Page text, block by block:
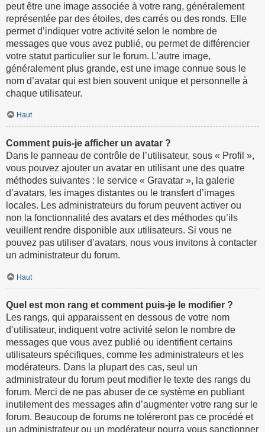
peut être une image associée à votre rang, généralement
représentée par des étoiles, des carrés ou des ronds. Elle
permet d’indiquer votre activité selon le nombre de
messages que vous avez publié, ou permet de différencier
votre statut particulier sur le forum. L’autre image,
généralement plus grande, est une image connue sous le
nom d’avatar qui est bien souvent unique et personnelle à
chaque utilisateur.
Haut
Comment puis-je afficher un avatar ?
Dans le panneau de contrôle de l’utilisateur, sous « Profil »,
vous pouvez ajouter un avatar en utilisant une des quatre
méthodes suivantes : le service « Gravatar », la galerie
d’avatars, les images distantes ou le transfert d’images
locales. Les administrateurs du forum peuvent activer ou
non la fonctionnalité des avatars et des méthodes qu’ils
veuillent rendre disponible aux utilisateurs. Si vous ne
pouvez pas utiliser d’avatars, nous vous invitons à contacter
un administrateur du forum.
Haut
Quel est mon rang et comment puis-je le modifier ?
Les rangs, qui apparaissent en dessous de votre nom
d’utilisateur, indiquent votre activité selon le nombre de
messages que vous avez publié ou identifient certains
utilisateurs spécifiques, comme les administrateurs et les
modérateurs. Dans la plupart des cas, seul un
administrateur du forum peut modifier le texte des rangs du
forum. Merci de ne pas abuser de ce système en publiant
inutilement des messages afin d’augmenter votre rang sur le
forum. Beaucoup de forums ne toléreront pas ce procédé et
un administrateur ou un modérateur pourra vous sanctionner